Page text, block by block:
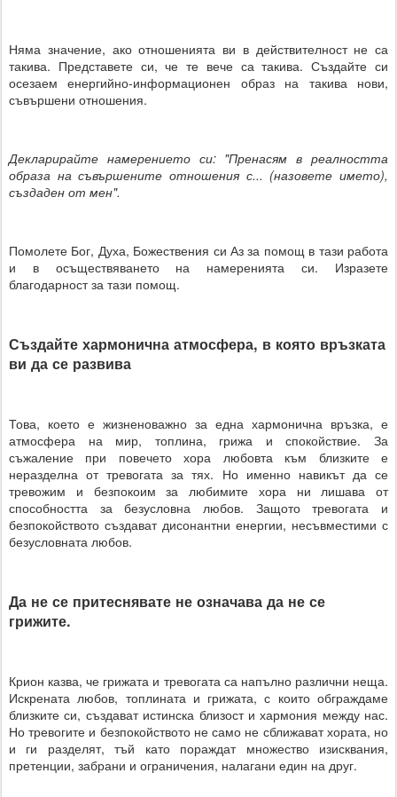
Няма значение, ако отношенията ви в действителност не са
такива. Представете си, че те вече са такива. Създайте си
осезаем енергийно-информационен образ на такива нови,
съвършени отношения.
Декларирайте намерението си: "Пренасям в реалността
образа на съвършените отношения с... (назовете името),
създаден от мен".
Помолете Бог, Духа, Божествения си Аз за помощ в тази работа
и в осъществяването на намеренията си. Изразете
благодарност за тази помощ.
Създайте хармонична атмосфера, в която връзката
ви да се развива
Това, което е жизненоважно за една хармонична връзка, е
атмосфера на мир, топлина, грижа и спокойствие. За
съжаление при повечето хора любовта към близките е
неразделна от тревогата за тях. Но именно навикът да се
тревожим и безпокоим за любимите хора ни лишава от
способността за безусловна любов. Защото тревогата и
безпокойството създават дисонантни енергии, несъвместими с
безусловната любов.
Да не се притеснявате не означава да не се
грижите.
Крион казва, че грижата и тревогата са напълно различни неща.
Искрената любов, топлината и грижата, с които обграждаме
близките си, създават истинска близост и хармония между нас.
Но тревогите и безпокойството не само не сближават хората, но
и ги разделят, тъй като пораждат множество изисквания,
претенции, забрани и ограничения, налагани един на друг.